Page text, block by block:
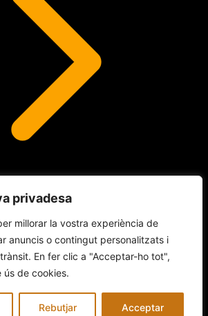
privadesa
millorar la vostra experiència de
anuncis o contingut personalitzats i
En fer clic a "Acceptar-ho tot",
de cookies.
Rebutjar Acceptar
2026 INDALO ÓPTICA